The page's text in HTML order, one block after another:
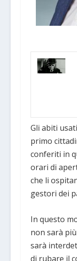
Gli abiti
primo
conferiti in
orari di
che li
gestori dei
In questo
non sarà
sarà
di rubare il